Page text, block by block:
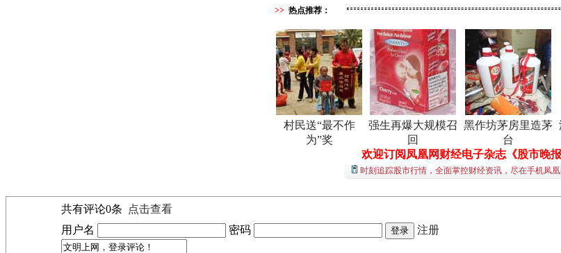
>> 热点推荐：
村民送“最不作
为”奖
强生再爆大规模召
回
黑作坊茅房里造茅
台
欢迎订阅凤凰网财经电子杂志《股市晚报
时刻追踪股市行情，全面掌控财经资讯，尽在手机凤凰
共有评论0条
点击查看
用户名
密码 注册